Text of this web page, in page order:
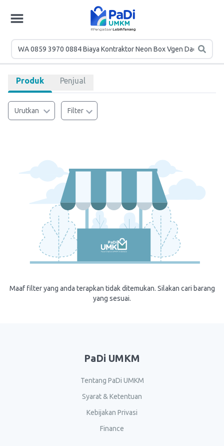
Produk Penjual
Urutkan Filter
Maaf filter yang anda terapkan tidak ditemukan. Silakan cari barang
yang sesuai.
PaDi UMKM
Tentang PaDi UMKM
Syarat & Ketentuan
Kebijakan Privasi
Finance